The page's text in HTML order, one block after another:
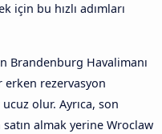
için bu hızlı adımları
Brandenburg Havalimanı
erken rezervasyon
olur. Ayrıca, son
almak yerine Wroclaw